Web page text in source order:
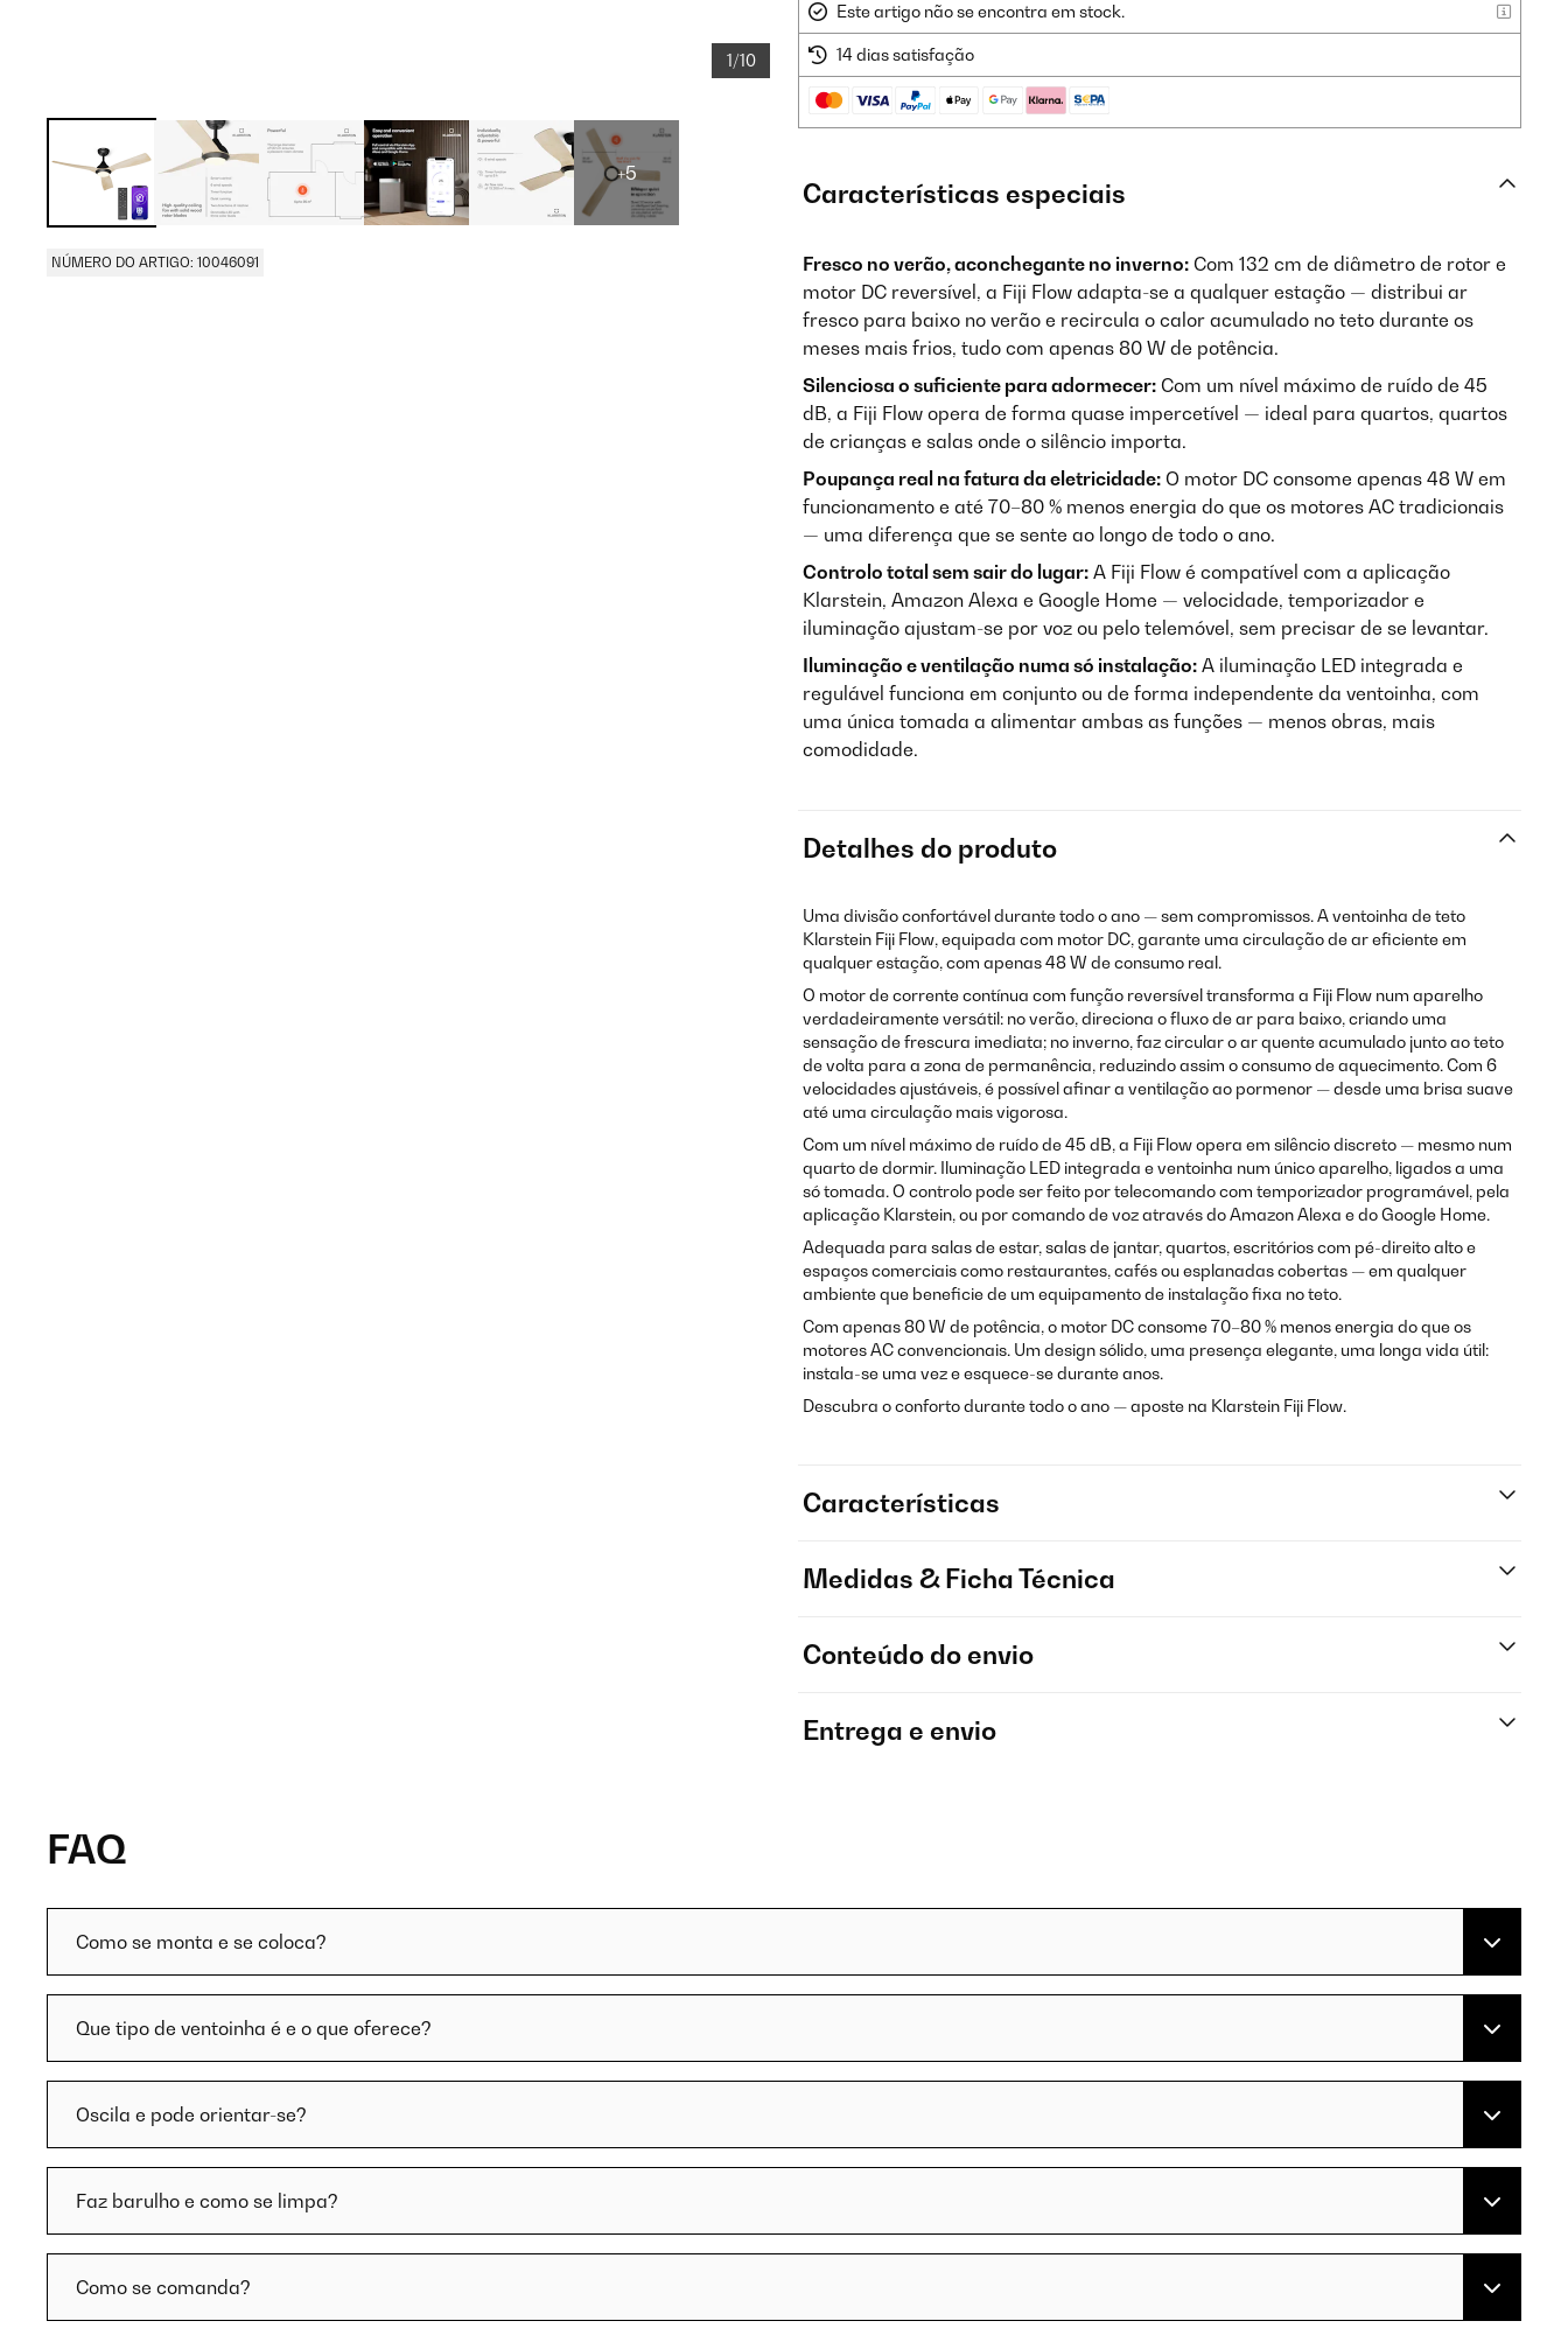
1/10
+5
NÚMERO DO ARTIGO: 10046091
Este artigo não se encontra em stock.
14 dias satisfação
Características especiais
Fresco no verão, aconchegante no inverno: Com 132 cm de diâmetro de rotor e
motor DC reversível, a Fiji Flow adapta-se a qualquer estação — distribui ar
fresco para baixo no verão e recircula o calor acumulado no teto durante os
meses mais frios, tudo com apenas 80 W de potência.
Silenciosa o suficiente para adormecer: Com um nível máximo de ruído de 45
dB, a Fiji Flow opera de forma quase impercetível — ideal para quartos, quartos
de crianças e salas onde o silêncio importa.
Poupança real na fatura da eletricidade: O motor DC consome apenas 48 W em
funcionamento e até 70–80 % menos energia do que os motores AC tradicionais
— uma diferença que se sente ao longo de todo o ano.
Controlo total sem sair do lugar: A Fiji Flow é compatível com a aplicação
Klarstein, Amazon Alexa e Google Home — velocidade, temporizador e
iluminação ajustam-se por voz ou pelo telemóvel, sem precisar de se levantar.
Iluminação e ventilação numa só instalação: A iluminação LED integrada e
regulável funciona em conjunto ou de forma independente da ventoinha, com
uma única tomada a alimentar ambas as funções — menos obras, mais
comodidade.
Detalhes do produto
Uma divisão confortável durante todo o ano — sem compromissos. A ventoinha de teto
Klarstein Fiji Flow, equipada com motor DC, garante uma circulação de ar eficiente em
qualquer estação, com apenas 48 W de consumo real.
O motor de corrente contínua com função reversível transforma a Fiji Flow num aparelho
verdadeiramente versátil: no verão, direciona o fluxo de ar para baixo, criando uma
sensação de frescura imediata; no inverno, faz circular o ar quente acumulado junto ao teto
de volta para a zona de permanência, reduzindo assim o consumo de aquecimento. Com 6
velocidades ajustáveis, é possível afinar a ventilação ao pormenor — desde uma brisa suave
até uma circulação mais vigorosa.
Com um nível máximo de ruído de 45 dB, a Fiji Flow opera em silêncio discreto — mesmo num
quarto de dormir. Iluminação LED integrada e ventoinha num único aparelho, ligados a uma
só tomada. O controlo pode ser feito por telecomando com temporizador programável, pela
aplicação Klarstein, ou por comando de voz através do Amazon Alexa e do Google Home.
Adequada para salas de estar, salas de jantar, quartos, escritórios com pé-direito alto e
espaços comerciais como restaurantes, cafés ou esplanadas cobertas — em qualquer
ambiente que beneficie de um equipamento de instalação fixa no teto.
Com apenas 80 W de potência, o motor DC consome 70–80 % menos energia do que os
motores AC convencionais. Um design sólido, uma presença elegante, uma longa vida útil:
instala-se uma vez e esquece-se durante anos.
Descubra o conforto durante todo o ano — aposte na Klarstein Fiji Flow.
Características
Medidas & Ficha Técnica
Conteúdo do envio
Entrega e envio
FAQ
Como se monta e se coloca?
Que tipo de ventoinha é e o que oferece?
Oscila e pode orientar-se?
Faz barulho e como se limpa?
Como se comanda?